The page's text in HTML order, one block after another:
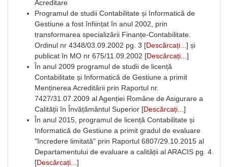
Acreditare
Programul de studii Contabilitate și Informatică de
Gestiune a fost înființat în anul 2002, prin
transformarea specializării Finanțe-Contabilitate.
Ordinul nr 4348/03.09.2002 pg. 3 [Descărcați... ] și
publicat în MO nr 675/11.09.2002 [Descărcați... ]
În anul 2009 programul de studii de licență
Contabilitate și Informatică de Gestiune a primit
Menținerea Acreditării prin Raportul nr.
7427/31.07.2009 al Agenției Române de Asigurare a
Calității în Învățământul Superior [Descărcați... ]
În anul 2015, programul de licență Contabilitate și
Informatică de Gestiune a primit gradul de evaluare
"încredere limitată" prin Raportul 6807/29.10.2015 al
Departamentului de evaluare a calității al ARACIS pg. 4.
[Descărcați... ]